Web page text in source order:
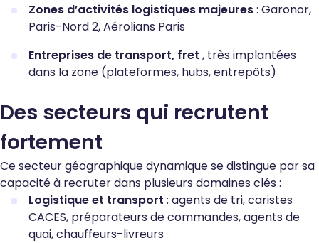
Zones d’activités logistiques majeures: Garonor,
Paris-Nord 2, Aérolians Paris
Entreprises de transport, fret , très implantées
dans la zone (plateformes, hubs, entrepôts)
Des secteurs qui recrutent
fortement
Ce secteur géographique dynamique se distingue par sa
capacité à recruter dans plusieurs domaines clés :
Logistique et transport : agents de tri, caristes
CACES, préparateurs de commandes, agents de
quai, chauffeurs-livreurs